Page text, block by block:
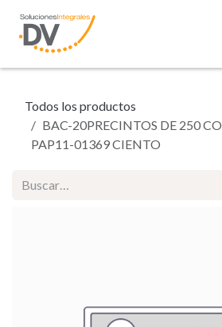
Todos los productos
BAC-20PRECINTOS DE 250
PAP11-01369 CIENTO